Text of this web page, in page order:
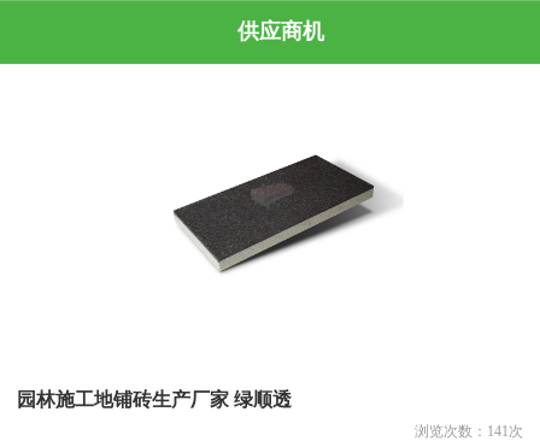
供应商机
园林施工地铺砖生产厂家 绿顺透
浏览次数： 141 次